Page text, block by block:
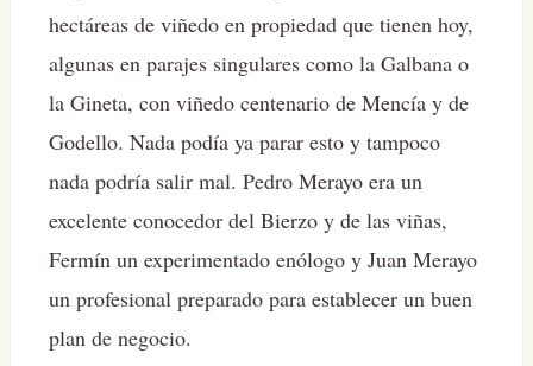
hectáreas de viñedo en propiedad que tienen hoy,
algunas en parajes singulares como la Galbana o
la Gineta, con viñedo centenario de Mencía y de
Godello. Nada podía ya parar esto y tampoco
nada podría salir mal. Pedro Merayo era un
excelente conocedor del Bierzo y de las viñas,
Fermín un experimentado enólogo y Juan Merayo
un profesional preparado para establecer un buen
plan de negocio.